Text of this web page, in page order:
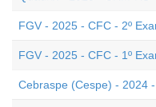
FGV - 2025 - CFC - 2º
FGV - 2025 - CFC - 1º
Cebraspe (Cespe) - 2024